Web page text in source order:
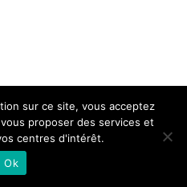
sur ce site, vous acceptez
proposer des services et
centres d'intérêt.
Ok